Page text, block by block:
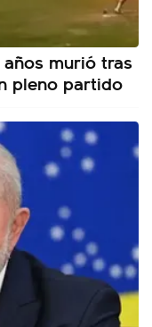
murió tras
pleno partido